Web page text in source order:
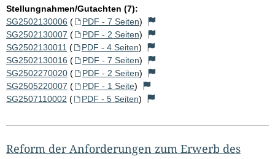
Stellungnahmen/Gutachten (7):
SG2502130006 ( PDF - 7 Seiten)
SG2502130007 ( PDF - 2 Seiten)
SG2502130011 ( PDF - 4 Seiten)
SG2502130016 ( PDF - 7 Seiten)
SG2502270020 ( PDF - 2 Seiten)
SG2505220007 ( PDF - 1 Seite)
SG2507110002 ( PDF - 5 Seiten)
Reform der Anforderungen zum Erwerb des